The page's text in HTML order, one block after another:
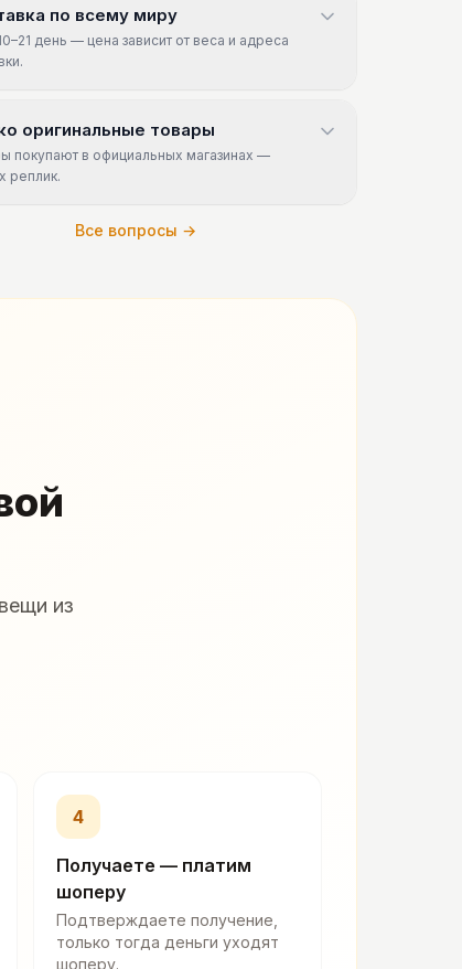
по всему миру
день — цена зависит от веса и адреса
оригинальные товары
покупают в официальных магазинах —
реплик.
Все вопросы →
из
4
Получаете — платим
шоперу
Подтверждаете получение,
только тогда деньги уходят
шоперу.